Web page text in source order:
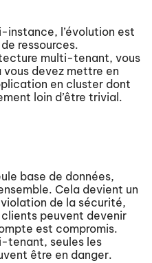
l’évolution est
ressources.
multi-tenant, vous
vous devez mettre en
en cluster dont
loin d’être trivial.
base de données,
Cela devient un
de la sécurité,
peuvent devenir
est compromis.
tenant, seules les
être en danger.